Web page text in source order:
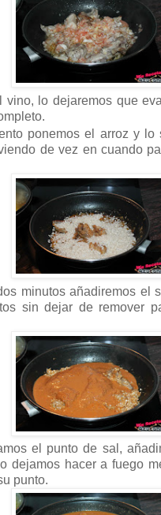
vino, lo dejaremos que
ponemos el arroz y lo
de vez en cuando
minutos añadiremos el
sin dejar de remover
el punto de sal,
dejamos hacer a fuego
punto.